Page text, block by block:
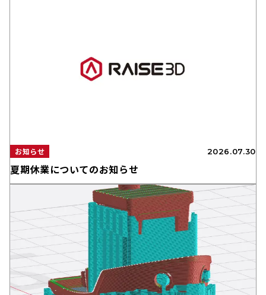
お知らせ 2026.07.30
夏期休業についてのお知らせ